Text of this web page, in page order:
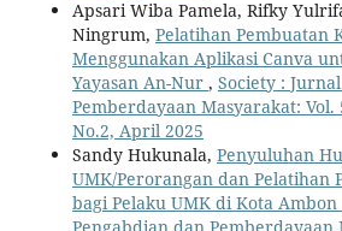
Apsari Wiba Pamela, Rifky
Ningrum, Pelatihan Pembuatan
Menggunakan Aplikasi Canva
Yayasan An-Nur , Society :
Pemberdayaan Masyarakat: Vol.
No.2, April 2025
Sandy Hukunala, Penyuluhan
UMK/Perorangan dan Pelatihan
bagi Pelaku UMK di Kota Ambon